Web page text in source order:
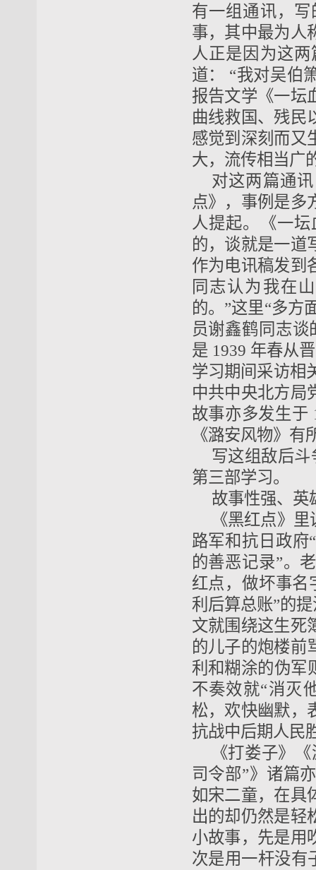
有一组通讯，
事，其中最为人
人正是因为这
道： “我对吴伯
报告文学《一坛
曲线救国、残民
感觉到深刻而又
大，流传相当广
对这两篇通
点》，事例是多
人提起。《一
的，谈就是一道
作为电讯稿发到
同志认为我在
的。”这里“多方
员谢鑫鹤同志
是 1939 年春从
学习期间采访相
中共中央北方局
故事亦多发生于
《潞安风物》有
写这组敌后
第三部学习。
故事性强、英
《黑红点》
路军和抗日政府
的善恶记录”。
红点，做坏事名
利后算总账”的
文就围绕这生死
的儿子的炮楼前
利和糊涂的伪军
不奏效就“消灭
松，欢快幽默，
抗战中后期人民
《打娄子》
司令部”》诸篇
如宋二童，在具
出的却仍然是轻
小故事，先是用
次是用一杆没有